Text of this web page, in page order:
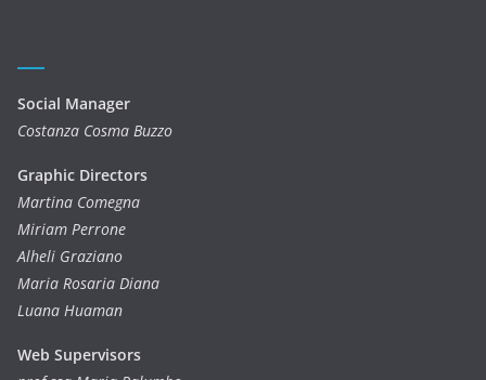
Social Manager
Costanza Cosma Buzzo
Graphic Directors
Martina Comegna
Miriam Perrone
Alheli Graziano
Maria Rosaria Diana
Luana Huaman
Web Supervisors